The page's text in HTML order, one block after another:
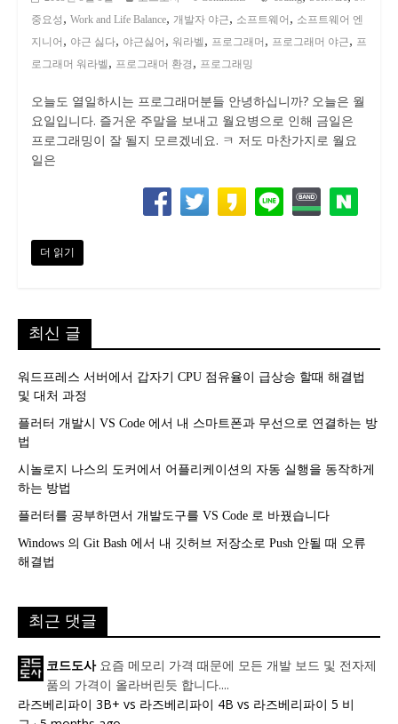
중요성 , Work and Life Balance, 개발자 야근, 소프트웨어 , 소프트웨어 엔
지니어 , 야근 싫다, 야근싫어 , 워라벨 , 프로그래머 , 프로그래머 야근, 프
로그래머 워라벨 , 프로그래머 환경 , 프로그래밍
오늘도 열일하시는 프로그래머분들 안녕하십니까? 오늘은 월
요일입니다. 즐거운 주말을 보내고 월요병으로 인해 금일은
프로그래밍이 잘 될지 모르겠네요. ㅋ 저도 마찬가지로 월요
일은
더 읽기
최신 글
워드프레스 서버에서 갑자기 CPU 점유율이 급상승 할때 해결법
및 대처 과정
플러터 개발시 VS Code 에서 내 스마트폰과 무선으로 연결하는 방
법
시놀로지 나스의 도커에서 어플리케이션의 자동 실행을 동작하게
하는 방법
플러터를 공부하면서 개발도구를 VS Code 로 바꿨습니다
Windows 의 Git Bash 에서 내 깃허브 저장소로 Push 안될 때 오류
해결법
최근 댓글
코드도사 요즘 메모리 가격 때문에 모든 개발 보드 및 전자제
품의 가격이 올라버린듯 합니다....
라즈베리파이 3B+ vs 라즈베리파이 4B vs 라즈베리파이 5 비